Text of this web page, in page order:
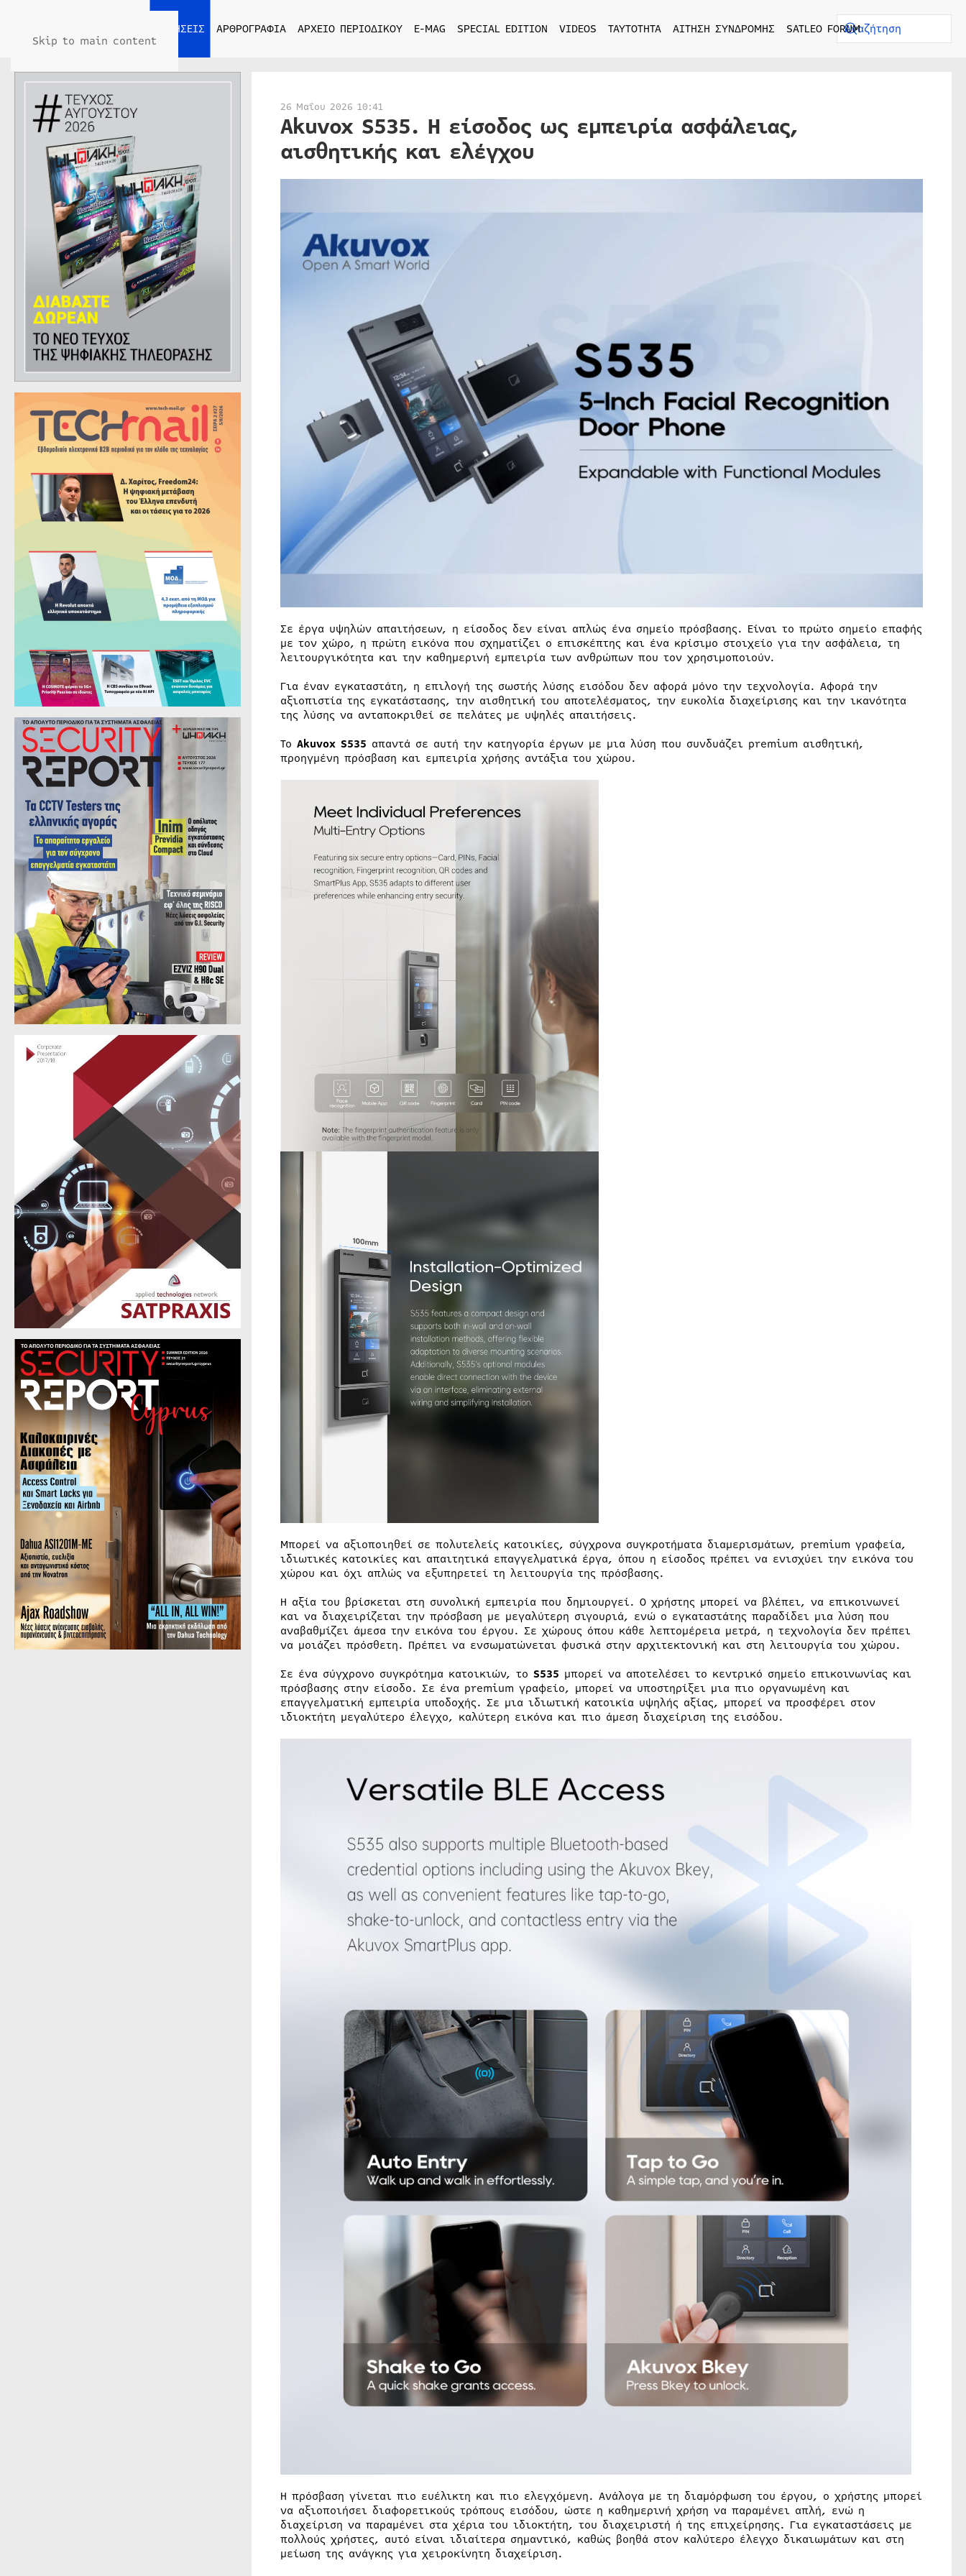
Skip to main content
ΕΙΔΗΣΕΙΣ ΑΡΘΡΟΓΡΑΦΙΑ ΑΡΧΕΙΟ ΠΕΡΙΟΔΙΚΟΥ E-MAG SPECIAL EDITION VIDEOS ΤΑΥΤΟΤΗΤΑ ΑΙΤΗΣΗ ΣΥΝΔΡΟΜΗΣ SATLEO FORUM
26 Μαΐου 2026 10:41
Akuvox S535. Η είσοδος ως εμπειρία ασφάλειας,
αισθητικής και ελέγχου
Σε έργα υψηλών απαιτήσεων, η είσοδος δεν είναι απλώς ένα σημείο πρόσβασης. Είναι το πρώτο σημείο επαφής
με τον χώρο, η πρώτη εικόνα που σχηματίζει ο επισκέπτης και ένα κρίσιμο στοιχείο για την ασφάλεια, τη
λειτουργικότητα και την καθημερινή εμπειρία των ανθρώπων που τον χρησιμοποιούν.
Για έναν εγκαταστάτη, η επιλογή της σωστής λύσης εισόδου δεν αφορά μόνο την τεχνολογία. Αφορά την
αξιοπιστία της εγκατάστασης, την αισθητική του αποτελέσματος, την ευκολία διαχείρισης και την ικανότητα
της λύσης να ανταποκριθεί σε πελάτες με υψηλές απαιτήσεις.
Το Akuvox S535 απαντά σε αυτή την κατηγορία έργων με μια λύση που συνδυάζει premium αισθητική,
προηγμένη πρόσβαση και εμπειρία χρήσης αντάξια του χώρου.
Μπορεί να αξιοποιηθεί σε πολυτελείς κατοικίες, σύγχρονα συγκροτήματα διαμερισμάτων, premium γραφεία,
ιδιωτικές κατοικίες και απαιτητικά επαγγελματικά έργα, όπου η είσοδος πρέπει να ενισχύει την εικόνα του
χώρου και όχι απλώς να εξυπηρετεί τη λειτουργία της πρόσβασης.
Η αξία του βρίσκεται στη συνολική εμπειρία που δημιουργεί. Ο χρήστης μπορεί να βλέπει, να επικοινωνεί
και να διαχειρίζεται την πρόσβαση με μεγαλύτερη σιγουριά, ενώ ο εγκαταστάτης παραδίδει μια λύση που
αναβαθμίζει άμεσα την εικόνα του έργου. Σε χώρους όπου κάθε λεπτομέρεια μετρά, η τεχνολογία δεν πρέπει
να μοιάζει πρόσθετη. Πρέπει να ενσωματώνεται φυσικά στην αρχιτεκτονική και στη λειτουργία του χώρου.
Σε ένα σύγχρονο συγκρότημα κατοικιών, το S535 μπορεί να αποτελέσει το κεντρικό σημείο επικοινωνίας και
πρόσβασης στην είσοδο. Σε ένα premium γραφείο, μπορεί να υποστηρίξει μια πιο οργανωμένη και
επαγγελματική εμπειρία υποδοχής. Σε μια ιδιωτική κατοικία υψηλής αξίας, μπορεί να προσφέρει στον
ιδιοκτήτη μεγαλύτερο έλεγχο, καλύτερη εικόνα και πιο άμεση διαχείριση της εισόδου.
Η πρόσβαση γίνεται πιο ευέλικτη και πιο ελεγχόμενη. Ανάλογα με τη διαμόρφωση του έργου, ο χρήστης μπορεί
να αξιοποιήσει διαφορετικούς τρόπους εισόδου, ώστε η καθημερινή χρήση να παραμένει απλή, ενώ η
διαχείριση να παραμένει στα χέρια του ιδιοκτήτη, του διαχειριστή ή της επιχείρησης. Για εγκαταστάσεις με
πολλούς χρήστες, αυτό είναι ιδιαίτερα σημαντικό, καθώς βοηθά στον καλύτερο έλεγχο δικαιωμάτων και στη
μείωση της ανάγκης για χειροκίνητη διαχείριση.